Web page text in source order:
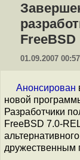
FreeBSD
01.09.2007
Анонсирован
новой
Разработчики
FreeBSD 7.0-
дружественным